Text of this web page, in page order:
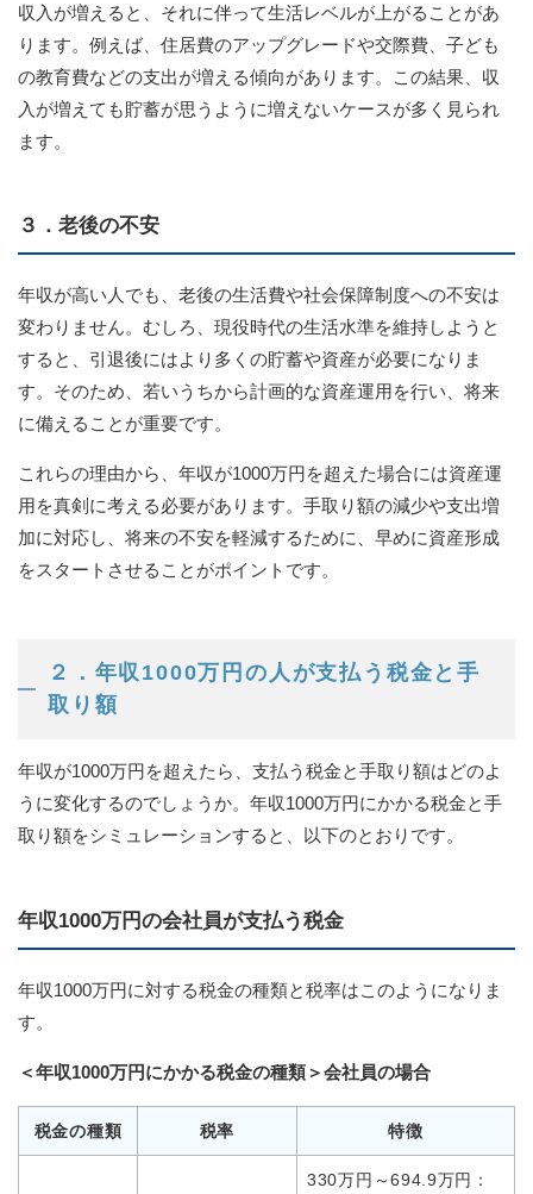
収入が増えると、それに伴って生活レベルが上がることがあ
ります。例えば、住居費のアップグレードや交際費、子ども
の教育費などの支出が増える傾向があります。この結果、収
入が増えても貯蓄が思うように増えないケースが多く見られ
ます。
３．老後の不安
年収が高い人でも、老後の生活費や社会保障制度への不安は
変わりません。むしろ、現役時代の生活水準を維持しようと
すると、引退後にはより多くの貯蓄や資産が必要になりま
す。そのため、若いうちから計画的な資産運用を行い、将来
に備えることが重要です。
これらの理由から、年収が1000万円を超えた場合には資産運
用を真剣に考える必要があります。手取り額の減少や支出増
加に対応し、将来の不安を軽減するために、早めに資産形成
をスタートさせることがポイントです。
２．年収1000万円の人が支払う税金と手
取り額
年収が1000万円を超えたら、支払う税金と手取り額はどのよ
うに変化するのでしょうか。年収1000万円にかかる税金と手
取り額をシミュレーションすると、以下のとおりです。
年収1000万円の会社員が支払う税金
年収1000万円に対する税金の種類と税率はこのようになりま
す。
＜年収1000万円にかかる税金の種類＞会社員の場合
税金の種類 税率 特徴
330万円～694.9万円：